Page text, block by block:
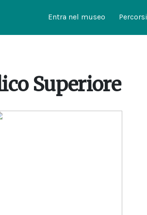
Entra nel museo Percorsi
Superiore